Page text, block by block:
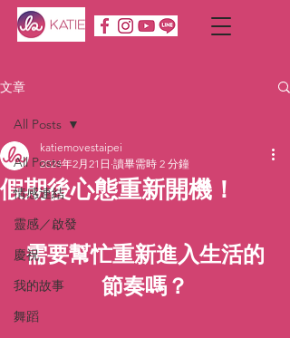
文章
All Posts
情感連結
靈感／啟發
慶祝
我的故事
舞蹈
All Posts
假期後心態重新開機！
katiemovestaipei
2024年2月21日 讀畢需時 2 分鐘
需要幫忙重新進入生活的
節奏嗎？